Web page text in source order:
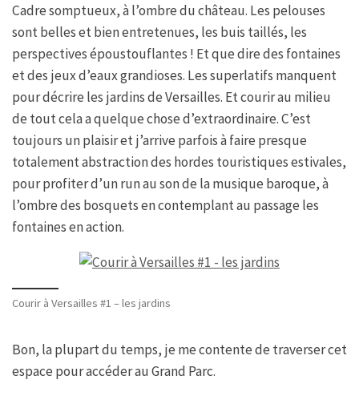
Cadre somptueux, à l’ombre du château. Les pelouses
sont belles et bien entretenues, les buis taillés, les
perspectives époustouflantes ! Et que dire des fontaines
et des jeux d’eaux grandioses. Les superlatifs manquent
pour décrire les jardins de Versailles. Et courir au milieu
de tout cela a quelque chose d’extraordinaire. C’est
toujours un plaisir et j’arrive parfois à faire presque
totalement abstraction des hordes touristiques estivales,
pour profiter d’un run au son de la musique baroque, à
l’ombre des bosquets en contemplant au passage les
fontaines en action.
Courir à Versailles #1 – les jardins
Bon, la plupart du temps, je me contente de traverser cet
espace pour accéder au Grand Parc.